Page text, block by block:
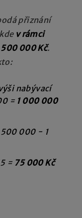
přiznání
v rámci
500 000 Kč.
nabývací
= 1 000 000
000 − 1
= 75 000 Kč